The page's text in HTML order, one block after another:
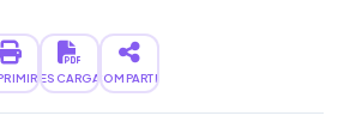
DESCARGARCOMPARTIR